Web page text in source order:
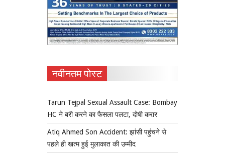
नवीनतम पोस्ट
Tarun Tejpal Sexual Assault Case: Bombay
HC ने बरी करने का फैसला पलटा, दोषी करार
Atiq Ahmed Son Accident: झांसी पहुंचने से
पहले ही खत्म हुई मुलाकात की उम्मीद